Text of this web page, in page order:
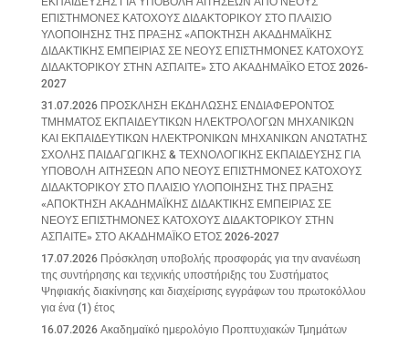
ΕΠΙΣΤΗΜΟΝΕΣ ΚΑΤΟΧΟΥΣ ΔΙΔΑΚΤΟΡΙΚΟΥ ΣΤΟ ΠΛΑΙΣΙΟ
ΥΛΟΠΟΙΗΣΗΣ ΤΗΣ ΠΡΑΞΗΣ «ΑΠΟΚΤΗΣΗ ΑΚΑΔΗΜΑΪΚΗΣ
ΔΙΔΑΚΤΙΚΗΣ ΕΜΠΕΙΡΙΑΣ ΣΕ ΝΕΟΥΣ ΕΠΙΣΤΗΜΟΝΕΣ ΚΑΤΟΧΟΥΣ
ΔΙΔΑΚΤΟΡΙΚΟΥ ΣΤΗΝ ΑΣΠΑΙΤΕ» ΣΤΟ ΑΚΑΔΗΜΑΪΚΟ ΕΤΟΣ 2026-
2027
31.07.2026 ΠΡΟΣΚΛΗΣΗ ΕΚΔΗΛΩΣΗΣ ΕΝΔΙΑΦΕΡΟΝΤΟΣ
ΤΜΗΜΑΤΟΣ ΕΚΠΑΙΔΕΥΤΙΚΩΝ ΗΛΕΚΤΡΟΛΟΓΩΝ ΜΗΧΑΝΙΚΩΝ
ΚΑΙ ΕΚΠΑΙΔΕΥΤΙΚΩΝ ΗΛΕΚΤΡΟΝΙΚΩΝ ΜΗΧΑΝΙΚΩΝ ΑΝΩΤΑΤΗΣ
ΣΧΟΛΗΣ ΠΑΙΔΑΓΩΓΙΚΗΣ & ΤΕΧΝΟΛΟΓΙΚΗΣ ΕΚΠΑΙΔΕΥΣΗΣ ΓΙΑ
ΥΠΟΒΟΛΗ ΑΙΤΗΣΕΩΝ ΑΠΟ ΝΕΟΥΣ ΕΠΙΣΤΗΜΟΝΕΣ ΚΑΤΟΧΟΥΣ
ΔΙΔΑΚΤΟΡΙΚΟΥ ΣΤΟ ΠΛΑΙΣΙΟ ΥΛΟΠΟΙΗΣΗΣ ΤΗΣ ΠΡΑΞΗΣ
«ΑΠΟΚΤΗΣΗ ΑΚΑΔΗΜΑΪΚΗΣ ΔΙΔΑΚΤΙΚΗΣ ΕΜΠΕΙΡΙΑΣ ΣΕ
ΝΕΟΥΣ ΕΠΙΣΤΗΜΟΝΕΣ ΚΑΤΟΧΟΥΣ ΔΙΔΑΚΤΟΡΙΚΟΥ ΣΤΗΝ
ΑΣΠΑΙΤΕ» ΣΤΟ ΑΚΑΔΗΜΑΪΚΟ ΕΤΟΣ 2026-2027
17.07.2026 Πρόσκληση υποβολής προσφοράς για την ανανέωση
της συντήρησης και τεχνικής υποστήριξης του Συστήματος
Ψηφιακής διακίνησης και διαχείρισης εγγράφων του πρωτοκόλλου
για ένα (1) έτος
16.07.2026 Ακαδημαϊκό ημερολόγιο Προπτυχιακών Τμημάτων